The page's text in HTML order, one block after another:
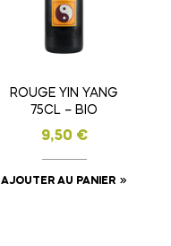
ROUGE YIN YANG
75CL – BIO
9,50 €
AJOUTER AU PANIER